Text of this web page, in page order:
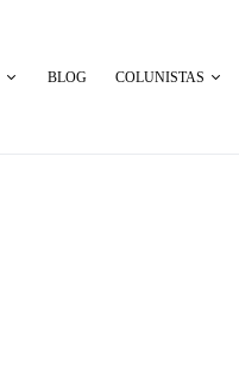
BLOG COLUNISTAS